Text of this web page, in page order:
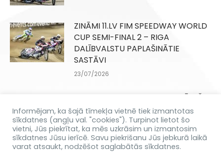
ZINĀMI 11.LV FIM SPEEDWAY WORLD
CUP SEMI-FINAL 2 – RIGA
DALĪBVALSTU PAPLAŠINĀTIE
SASTĀVI
23/07/2026
DANIILS KOLODINSKIS SAŅEM ĪPAŠO
IELŪGUMU
16/07/2026
Informējam, ka šajā tīmekļa vietnē tiek izmantotas
sīkdatnes (angļu val. "cookies"). Turpinot lietot šo
vietni, Jūs piekrītat, ka mēs uzkrāsim un izmantosim
sīkdatnes Jūsu ierīcē. Savu piekrišanu Jūs jebkurā laikā
varat atsaukt, nodzēšot saglabātās sīkdatnes.